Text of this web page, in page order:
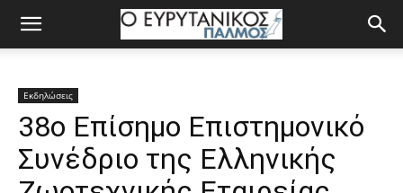
Εκδηλώσεις
38ο Επίσημο Επιστημονικό
Συνέδριο της Ελληνικής